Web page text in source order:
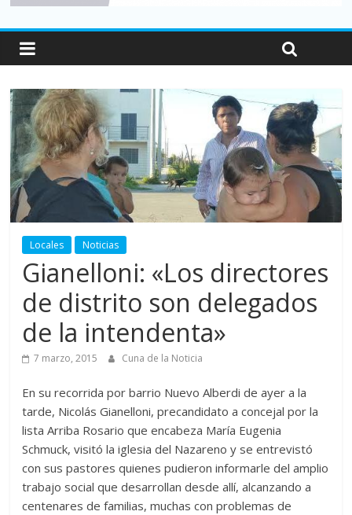
Locales Noticias
Gianelloni: «Los directores
de distrito son delegados
de la intendenta»
7 marzo, 2015 Cuna de la Noticia
En su recorrida por barrio Nuevo Alberdi de ayer a la
tarde, Nicolás Gianelloni, precandidato a concejal por la
lista Arriba Rosario que encabeza María Eugenia
Schmuck, visitó la iglesia del Nazareno y se entrevistó
con sus pastores quienes pudieron informarle del amplio
trabajo social que desarrollan desde allí, alcanzando a
centenares de familias, muchas con problemas de